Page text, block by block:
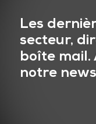
Les
secteur,
boîte mail.
notre